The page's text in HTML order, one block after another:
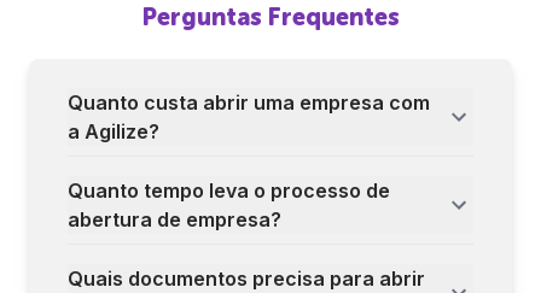
Perguntas Frequentes
Quanto custa abrir uma empresa com
a Agilize?
Quanto tempo leva o processo de
abertura de empresa?
Quais documentos precisa para abrir